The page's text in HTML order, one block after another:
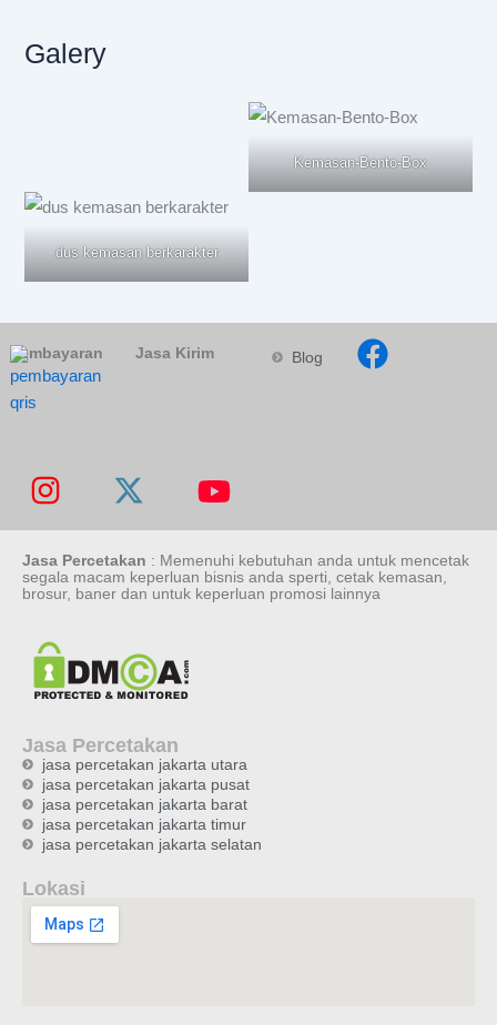
Galery
Kemasan-Bento-Box
dus kemasan berkarakter
Pembayaran Jasa Kirim Blog
Jasa Percetakan : Memenuhi kebutuhan anda untuk mencetak
segala macam keperluan bisnis anda sperti, cetak kemasan,
brosur, baner dan untuk keperluan promosi lainnya
Jasa Percetakan
jasa percetakan jakarta utara
jasa percetakan jakarta pusat
jasa percetakan jakarta barat
jasa percetakan jakarta timur
jasa percetakan jakarta selatan
Lokasi